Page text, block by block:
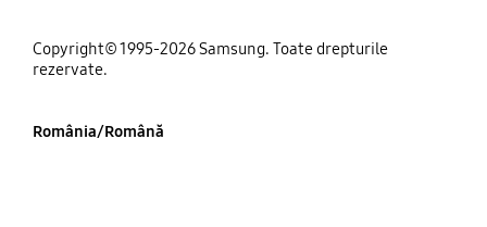
Copyright© 1995-2026 Samsung. Toate drepturile
rezervate.
România/Română